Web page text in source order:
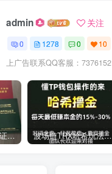
admin 关注
0 1278 0 10
上广告联系QQ客服：7376152
代办毕业证、结婚证、房产证、不动产权证书、离婚证、中专/大专/高中 ​波场链TRX哈希玩法深度解析：低门槛也能实现稳定回报的新思路